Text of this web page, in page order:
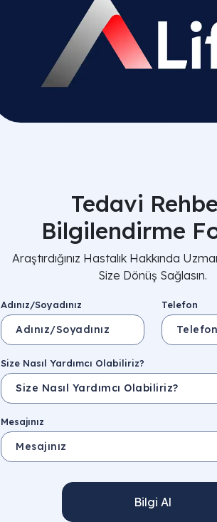
Tedavi
Bilgilendirme
Araştırdığınız Hastalık Hakkında
Size Dönüş Sağlasın.
Adınız/Soyadınız Telefon
Size Nasıl Yardımcı Olabiliriz?
Mesajınız
Bilgi Al